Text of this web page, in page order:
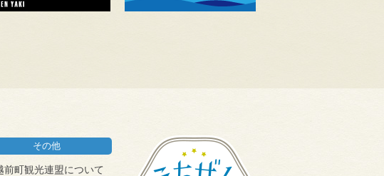
その他
前町観光連盟について